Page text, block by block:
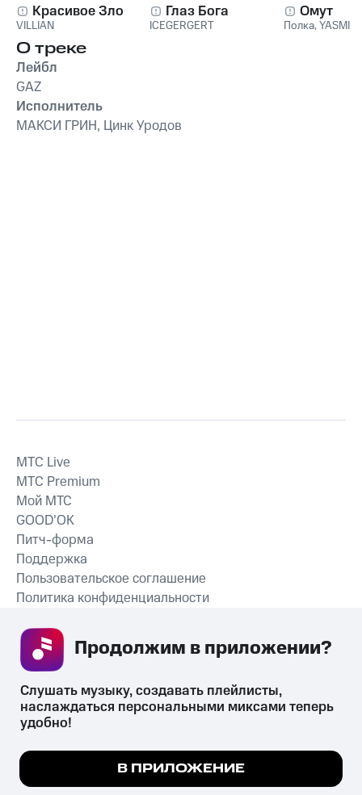
Красивое Зло
VILLIAN
Глаз Бога
ICEGERGERT
Омут
Полка,YASMI
О треке
Лейбл
GAZ
Исполнитель
МАКСИ ГРИН, Цинк Уродов
СКАЧАТЬ ПРИЛОЖЕНИЕ
MTС Live
MTС Premium
Мой МТС
GOOD’OK
Питч-форма
Поддержка
Пользовательское соглашение
Политика конфиденциальности
психотропных веществ, их аналогов причиняет вред здоровью,
их незаконный оборот запрещён и влечёт установленную
законодательством ответственность.
Мы используем куки, чтобы на сайте все
Подробнее
Слушать музыку, создавать плейлисты,
наслаждаться персональными миксами теперь
удобно!
В ПРИЛОЖЕНИЕ